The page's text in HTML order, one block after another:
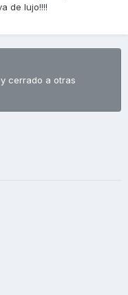
de lujo!!!!
cerrado a otras